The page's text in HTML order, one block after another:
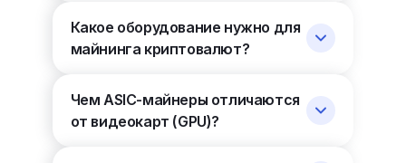
Какое оборудование нужно для
майнинга криптовалют?
Чем ASIC-майнеры отличаются
от видеокарт (GPU)?